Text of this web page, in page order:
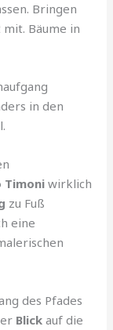
Bringen
Bäume in
in den
Timoni wirklich
zu Fuß
eine
des Pfades
Blick auf die